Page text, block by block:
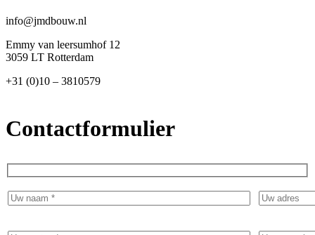
info@jmdbouw.nl
Emmy van leersumhof 12
3059 LT Rotterdam
+31 (0)10 – 3810579
Contactformulier